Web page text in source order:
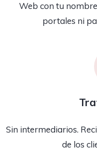
Web con tu
portales ni
Sin intermediarios.
de los